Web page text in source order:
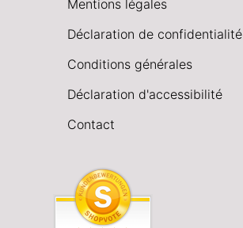
Mentions légales
Déclaration de confidentialité
Conditions générales
Déclaration d'accessibilité
Contact